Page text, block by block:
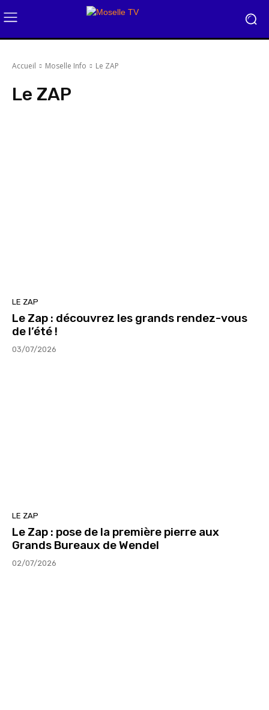
Accueil Moselle Info Le ZAP
Le ZAP
LE ZAP
Le Zap : découvrez les grands rendez-vous
de l’été !
03/07/2026
LE ZAP
Le Zap : pose de la première pierre aux
Grands Bureaux de Wendel
02/07/2026